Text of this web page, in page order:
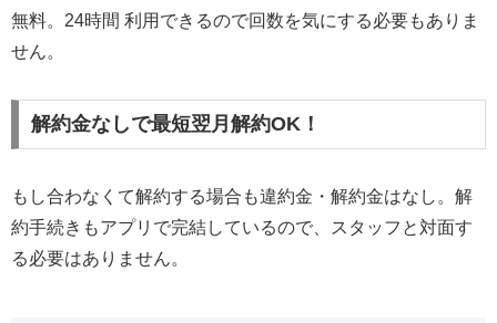
無料。24時間 利用できるので回数を気にする必要もありま
せん。
解約金なしで最短翌月解約OK！
もし合わなくて解約する場合も違約金・解約金はなし。解
約手続きもアプリで完結しているので、スタッフと対面す
る必要はありません。